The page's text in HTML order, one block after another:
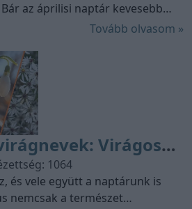
az áprilisi naptár kevesebb
tartogat, mint a márciusi
különleges gyógyító
Tovább olvasom »
Virágos
2026
1064
és vele együtt a naptárunk is
nemcsak a természet